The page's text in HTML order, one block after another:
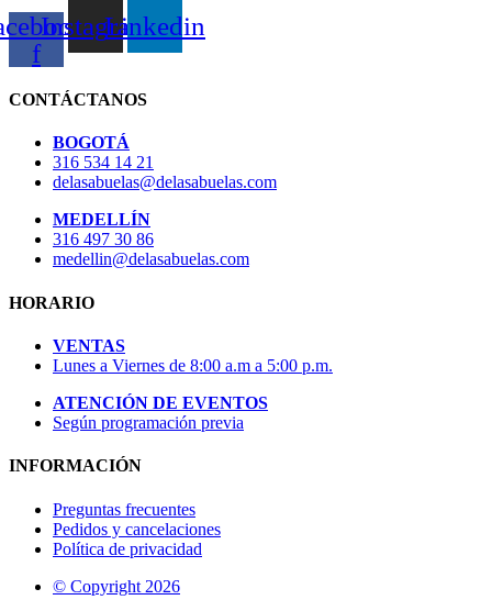
f
InstagramLinkedin
CONTÁCTANOS
BOGOTÁ
316 534 14 21
delasabuelas@delasabuelas.com
MEDELLÍN
316 497 30 86
medellin@delasabuelas.com
HORARIO
VENTAS
Lunes a Viernes de 8:00 a.m a 5:00 p.m.
ATENCIÓN DE EVENTOS
Según programación previa
INFORMACIÓN
Preguntas frecuentes
Pedidos y cancelaciones
Política de privacidad
© Copyright 2026